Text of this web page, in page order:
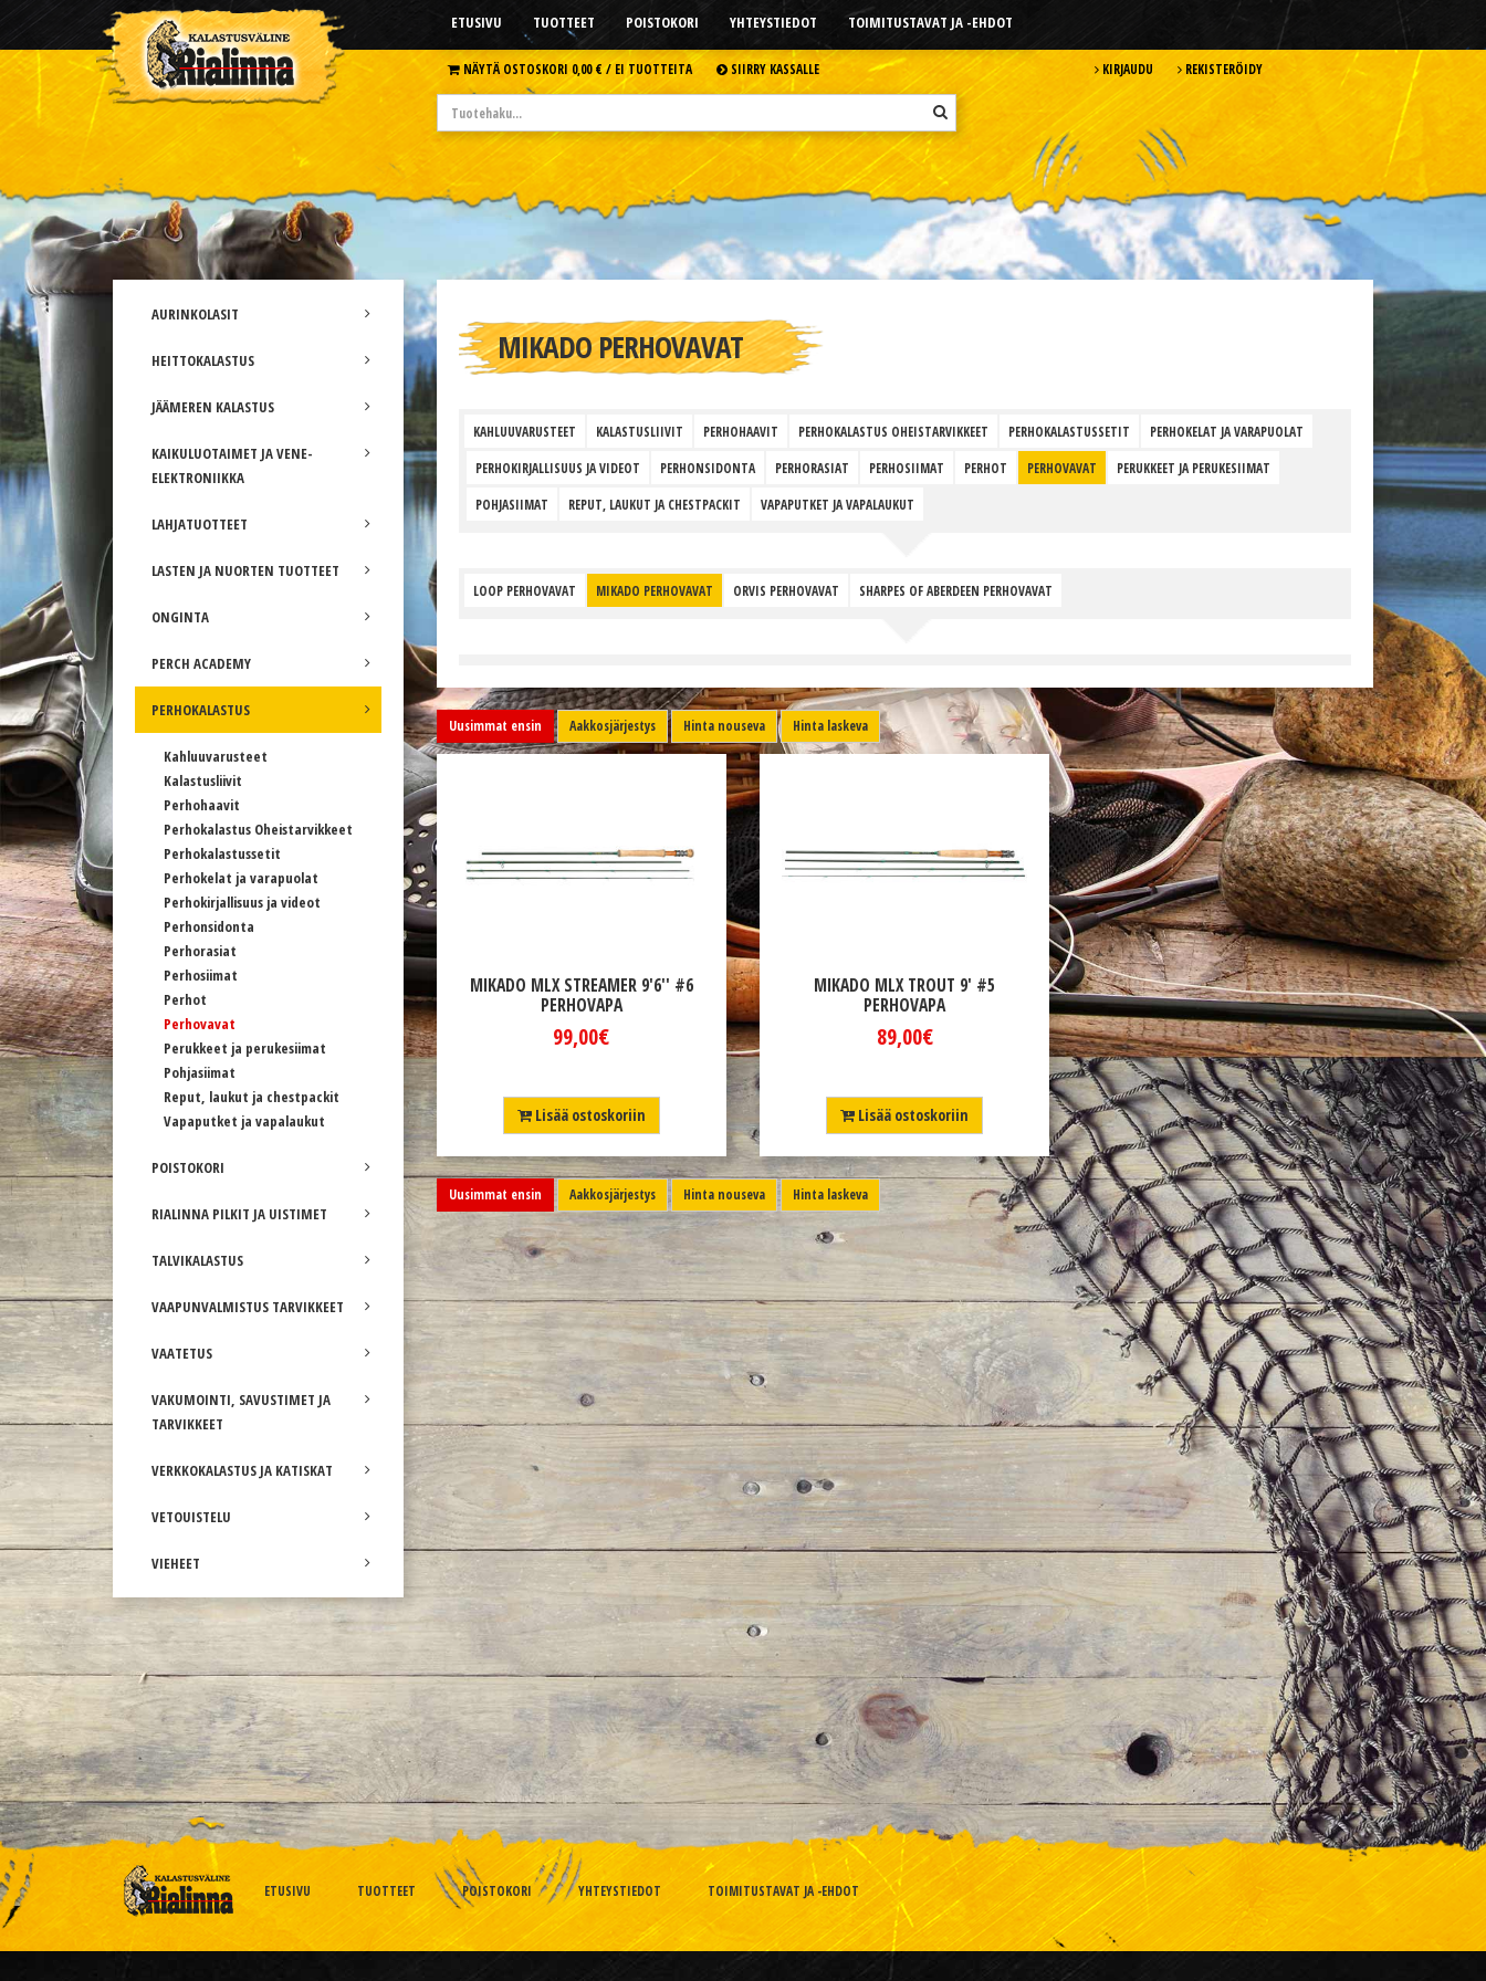
ETUSIVU TUOTTEET POISTOKORI YHTEYSTIEDOT TOIMITUSTAVAT JA -EHDOT
NÄYTÄ OSTOSKORI 0,00 € /EI TUOTTEITA SIIRRY KASSALLE KIRJAUDU REKISTERÖIDY
AURINKOLASIT
HEITTOKALASTUS
JÄÄMEREN KALASTUS
KAIKULUOTAIMET JA VENE-
ELEKTRONIIKKA
LAHJATUOTTEET
LASTEN JA NUORTEN TUOTTEET
ONGINTA
PERCH ACADEMY
PERHOKALASTUS
Kahluuvarusteet
Kalastusliivit
Perhohaavit
Perhokalastus Oheistarvikkeet
Perhokalastussetit
Perhokelat ja varapuolat
Perhokirjallisuus ja videot
Perhonsidonta
Perhorasiat
Perhosiimat
Perhot
Perhovavat
Perukkeet ja perukesiimat
Pohjasiimat
Reput, laukut ja chestpackit
Vapaputket ja vapalaukut
POISTOKORI
RIALINNA PILKIT JA UISTIMET
TALVIKALASTUS
VAAPUNVALMISTUS TARVIKKEET
VAATETUS
VAKUMOINTI, SAVUSTIMET JA
TARVIKKEET
VERKKOKALASTUS JA KATISKAT
VETOUISTELU
VIEHEET
MIKADO PERHOVAVAT
KAHLUUVARUSTEET KALASTUSLIIVIT PERHOHAAVIT PERHOKALASTUS OHEISTARVIKKEET PERHOKALASTUSSETIT PERHOKELAT JA VARAPUOLAT
PERHOKIRJALLISUUS JA VIDEOT PERHONSIDONTA PERHORASIAT PERHOSIIMAT PERHOT PERHOVAVAT PERUKKEET JA PERUKESIIMAT
POHJASIIMAT REPUT, LAUKUT JA CHESTPACKIT VAPAPUTKET JA VAPALAUKUT
LOOP PERHOVAVAT MIKADO PERHOVAVAT ORVIS PERHOVAVAT SHARPES OF ABERDEEN PERHOVAVAT
Uusimmat ensin Aakkosjärjestys Hinta nouseva Hinta laskeva
MIKADO MLX STREAMER 9'6'' #6
PERHOVAPA
99,00€
Lisää ostoskoriin
MIKADO MLX TROUT 9' #5
PERHOVAPA
89,00€
Lisää ostoskoriin
Uusimmat ensin Aakkosjärjestys Hinta nouseva Hinta laskeva
ETUSIVU TUOTTEET POISTOKORI YHTEYSTIEDOT TOIMITUSTAVAT JA -EHDOT